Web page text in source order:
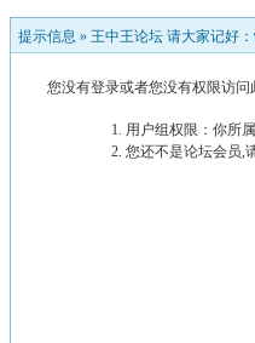
提示信息 » 王中王论坛 请大家记好
您没有登录或者您没有权限访
用户组权限：你所
您还不是论坛会员,